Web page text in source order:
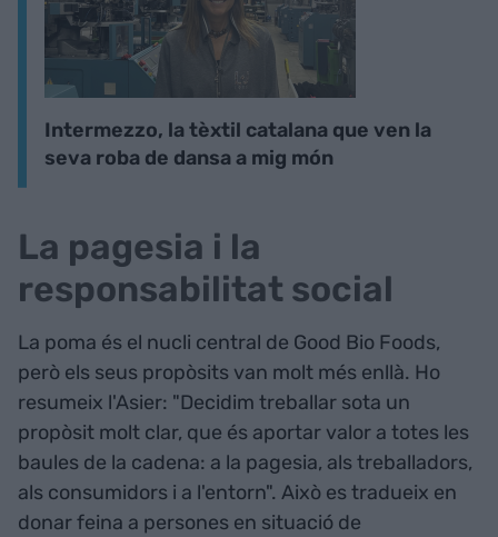
Intermezzo, la tèxtil catalana que ven la
seva roba de dansa a mig món
La pagesia i la
responsabilitat social
La poma és el nucli central de Good Bio Foods,
però els seus propòsits van molt més enllà. Ho
resumeix l'Asier: "Decidim treballar sota un
propòsit molt clar, que és aportar valor a totes les
baules de la cadena: a la pagesia, als treballadors,
als consumidors i a l'entorn". Això es tradueix en
donar feina a persones en situació de